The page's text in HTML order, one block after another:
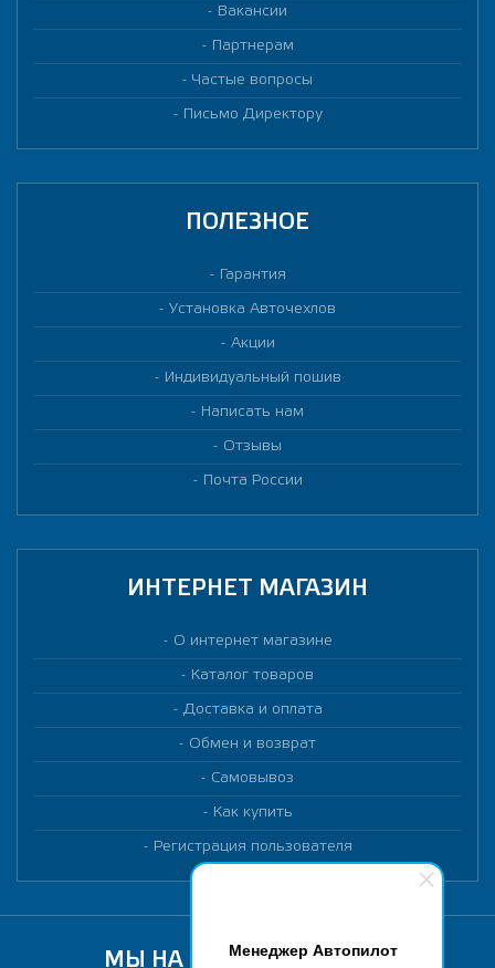
Менеджер Автопилот
Вакансии
Партнерам
Частые вопросы
Письмо Директору
ПОЛЕЗНОЕ
Гарантия
Установка Авточехлов
Акции
Индивидуальный пошив
Написать нам
Отзывы
Почта России
ИНТЕРНЕТ МАГАЗИН
О интернет магазине
Каталог товаров
Доставка и оплата
Обмен и возврат
Самовывоз
Как купить
Регистрация пользователя
МЫ НА МАРКЕТПЛЕЙСАХ